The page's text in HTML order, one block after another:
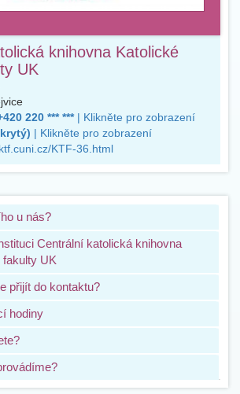
knihovna Katolické
UK
220 *** ***| Klikněte pro zobrazení
| Klikněte pro zobrazení
KTF-36.html
u nás?
Centrální katolická knihovna
fakulty UK
přijít do kontaktu?
hodiny